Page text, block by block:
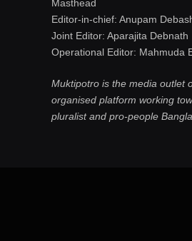
Masthead
Editor-in-chief: Anupam
Joint Editor: Aparajita Debnath
Operational Editor: Mahmuda
Muktipotro is the media outlet
organised platform working
pluralist and pro-people